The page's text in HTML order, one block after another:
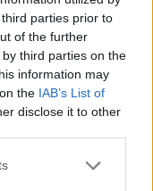
parties prior to
of the further
third parties on the
information may
the IAB’s List of
disclose it to other